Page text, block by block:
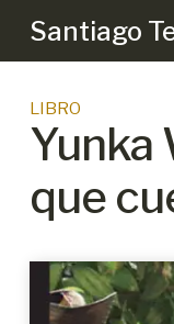
Santiago
LIBRO
Yunka
que